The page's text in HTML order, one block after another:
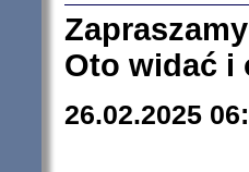
Oto widać i
26.02.2025